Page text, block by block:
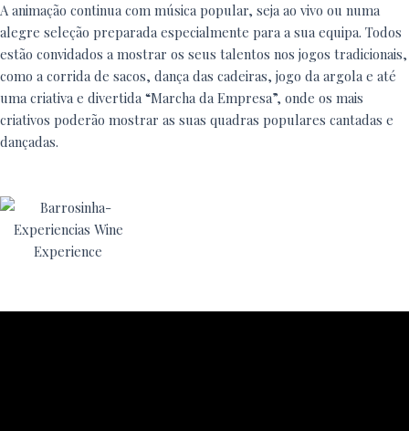
A animação continua com música popular, seja ao vivo ou numa
alegre seleção preparada especialmente para a sua equipa. Todos
estão convidados a mostrar os seus talentos nos jogos tradicionais,
como a corrida de sacos, dança das cadeiras, jogo da argola e até
uma criativa e divertida “Marcha da Empresa”, onde os mais
criativos poderão mostrar as suas quadras populares cantadas e
dançadas.